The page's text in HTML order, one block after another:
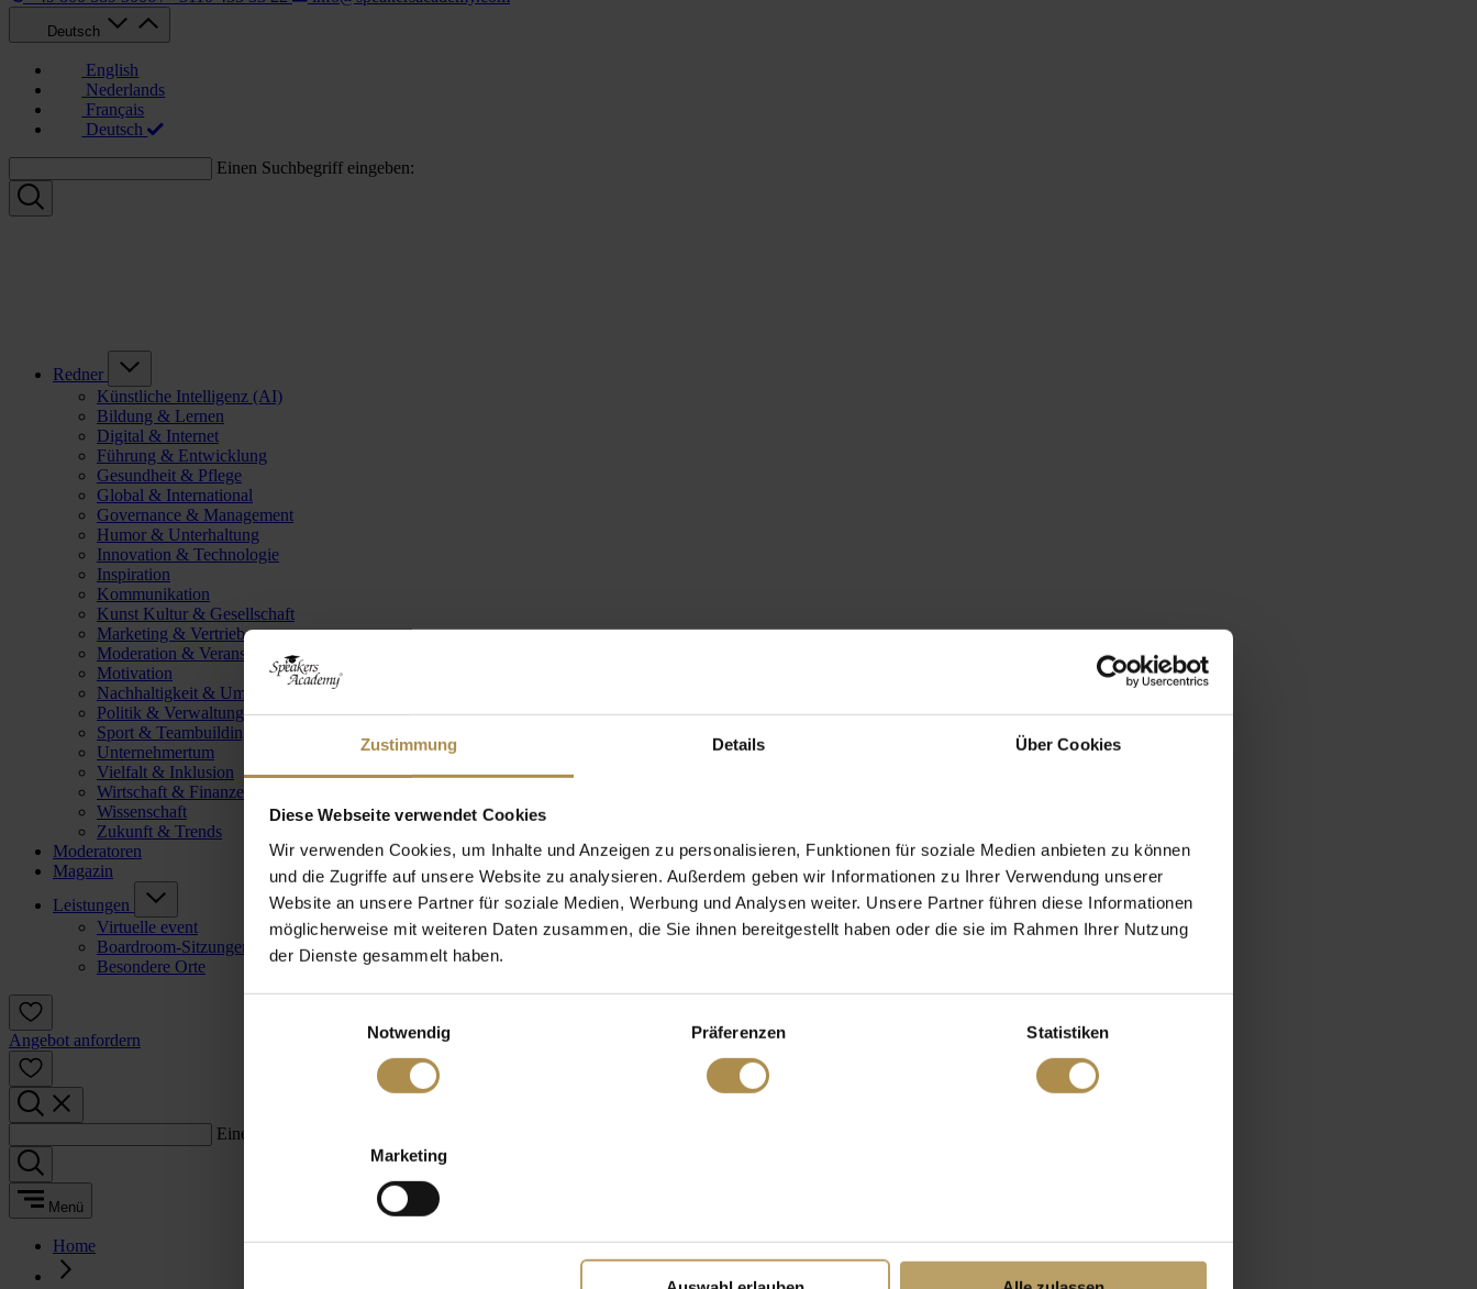
Zustimmung Details Über Cookies
Diese Webseite verwendet Cookies
Wir verwenden Cookies, um Inhalte und Anzeigen zu personalisieren, Funktionen für soziale Medien anbieten zu können
und die Zugriffe auf unsere Website zu analysieren. Außerdem geben wir Informationen zu Ihrer Verwendung unserer
Website an unsere Partner für soziale Medien, Werbung und Analysen weiter. Unsere Partner führen diese Informationen
möglicherweise mit weiteren Daten zusammen, die Sie ihnen bereitgestellt haben oder die sie im Rahmen Ihrer Nutzung
der Dienste gesammelt haben.
Notwendig
Präferenzen Statistiken
Marketing
Deutsch
English
Nederlands
Français
Deutsch
Einen Suchbegriff eingeben:
Redner
Künstliche Intelligenz (AI)
Bildung & Lernen
Digital & Internet
Führung & Entwicklung
Gesundheit & Pflege
Global & International
Governance & Management
Humor & Unterhaltung
Innovation & Technologie
Inspiration
Kommunikation
Kunst Kultur & Gesellschaft
Marketing & Vertrieb
Moderation & Veranstaltungsleitung
Motivation
Nachhaltigkeit & Umwelt
Politik & Verwaltung
Sport & Teambuilding
Unternehmertum
Vielfalt & Inklusion
Wirtschaft & Finanzen
Wissenschaft
Zukunft & Trends
Moderatoren
Magazin
Leistungen
Virtuelle event
Boardroom-Sitzungen
Besondere Orte
Angebot anfordern
Einen Suchbegriff eingeben:
Menü
Home